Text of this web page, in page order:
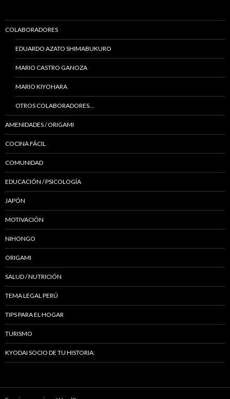
COLABORADORES
EDUARDO AZATO SHIMABUKURO
MARIO CASTRO GANOZA
MARIO KIYOHARA
OTROS COLABORADORES…
AMENIDADES / ORIGAMI
COCINA FÁCIL
COMUNIDAD
EDUCACIÓN / PSICOLOGÍA
JAPÓN
MOTIVACIÓN
NIHONGO
ORIGAMI
SALUD / NUTRICIÓN
TEMA LEGAL PERÚ
TIPS PARA EL HOGAR
TURISMO
KYODAI SOCIO DE TU HISTORIA: